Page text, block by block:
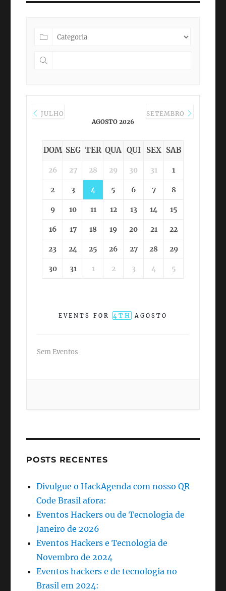
JULHO
AGOSTO 2026
SETEMBRO
DOM SEG TER QUA QUI SEX SAB
26 27 28 29 30 31 1
2 3 4 5 6 7 8
9 10 11 12 13 14 15
16 17 18 19 20 21 22
23 24 25 26 27 28 29
30 31 1 2 3 4 5
EVENTS FOR 4TH AGOSTO
Sem Eventos
POSTS RECENTES
Divulgue o HackAgenda com nosso QR
Code Brasil afora:
Eventos Hackers ou de Tecnologia de
Janeiro de 2026
Eventos Hackers e Tecnologia de
Novembro de 2024
Eventos hackers e de tecnologia no
Brasil em 2024: